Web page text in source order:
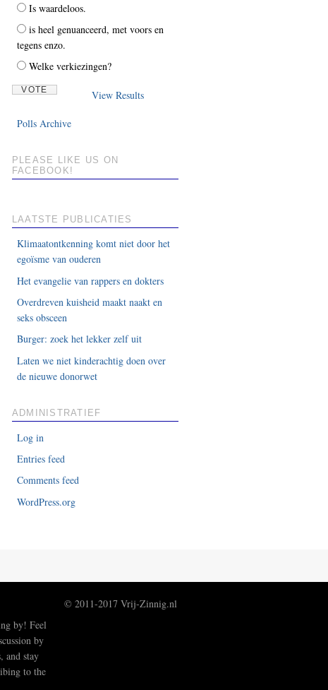
Is waardeloos.
is heel genuanceerd, met voors en
tegens enzo.
Welke verkiezingen?
View Results
Polls Archive
PLEASE LIKE US ON
FACEBOOK!
LAATSTE PUBLICATIES
Klimaatontkenning komt niet door het
egoïsme van ouderen
Het evangelie van rappers en dokters
Overdreven kuisheid maakt naakt en
seks obsceen
Burger: zoek het lekker zelf uit
Laten we niet kinderachtig doen over
de nieuwe donorwet
ADMINISTRATIEF
Log in
Entries feed
Comments feed
WordPress.org
by! Feel
by
and stay
to the
© 2011-2017 Vrij-Zinnig.nl